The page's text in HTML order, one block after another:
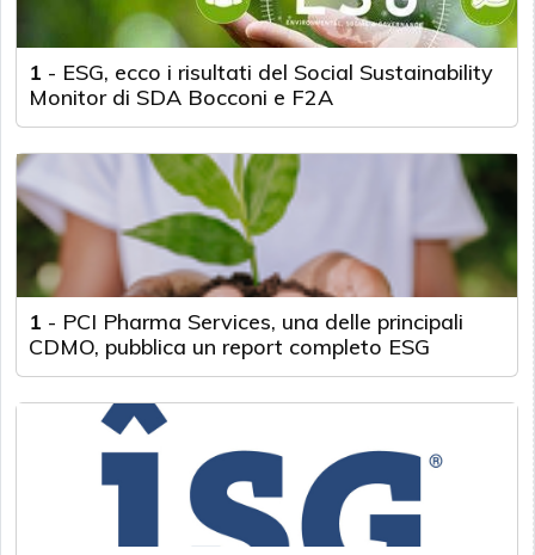
1 - ESG, ecco i risultati del Social Sustainability
Monitor di SDA Bocconi e F2A
1 - PCI Pharma Services, una delle principali
CDMO, pubblica un report completo ESG